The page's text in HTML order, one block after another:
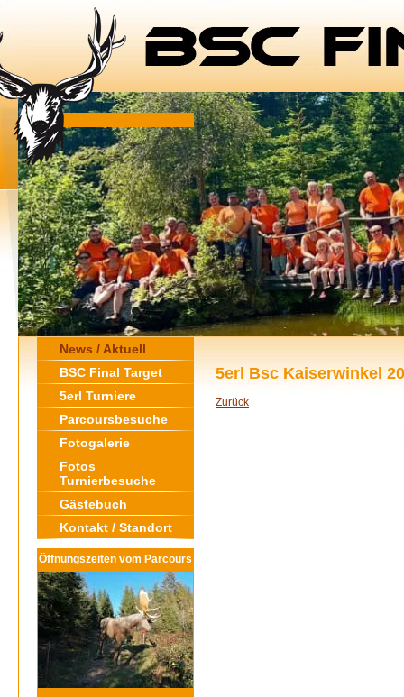
News / Aktuell
BSC Final Target
5erl Turniere
Parcoursbesuche
Fotogalerie
Fotos
Turnierbesuche
Gästebuch
Kontakt / Standort
Öffnungszeiten vom Parcours
5erl Bsc Kaiserwinkel
Zurück